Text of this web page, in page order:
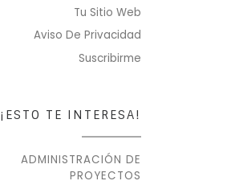
Tu Sitio Web
Aviso De Privacidad
Suscribirme
¡ESTO TE INTERESA!
ADMINISTRACIÓN DE
PROYECTOS